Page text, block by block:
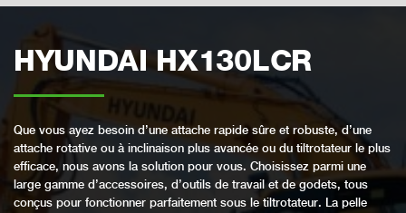
HYUNDAI HX130LCR
Que vous ayez besoin d’une attache rapide sûre et robuste, d’une
attache rotative ou à inclinaison plus avancée ou du tiltrotateur le plus
efficace, nous avons la solution pour vous. Choisissez parmi une
large gamme d’accessoires, d’outils de travail et de godets, tous
conçus pour fonctionner parfaitement sous le tiltrotateur. La pelle